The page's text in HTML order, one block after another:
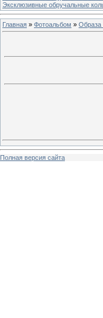
Эксклюзивные обручальные
Главная » Фотоальбом » Образа
Полная версия сайта